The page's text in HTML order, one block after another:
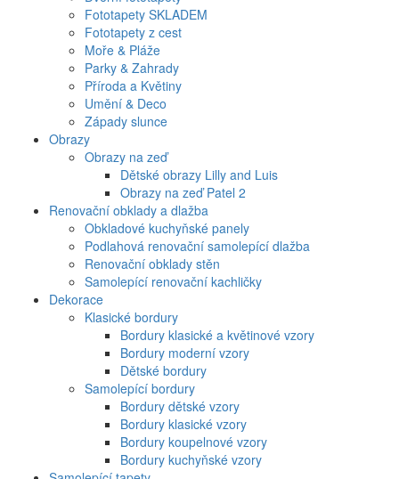
Fototapety SKLADEM
Fototapety z cest
Moře & Pláže
Parky & Zahrady
Příroda a Květiny
Umění & Deco
Západy slunce
Obrazy
Obrazy na zeď
Dětské obrazy Lilly and Luis
Obrazy na zeď Patel 2
Renovační obklady a dlažba
Obkladové kuchyňské panely
Podlahová renovační samolepící dlažba
Renovační obklady stěn
Samolepící renovační kachličky
Dekorace
Klasické bordury
Bordury klasické a květinové vzory
Bordury moderní vzory
Dětské bordury
Samolepící bordury
Bordury dětské vzory
Bordury klasické vzory
Bordury koupelnové vzory
Bordury kuchyňské vzory